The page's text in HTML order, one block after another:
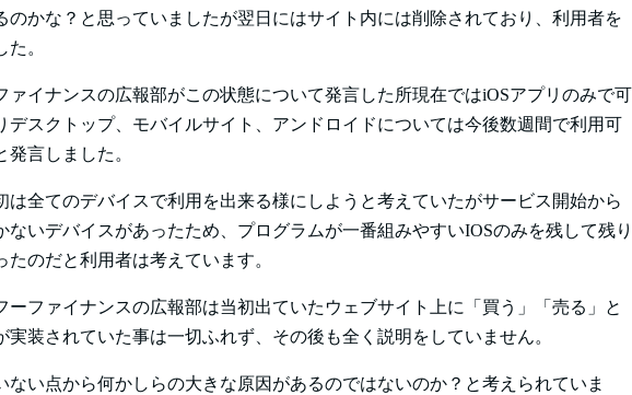
のかな？と思っていましたが翌日にはサイト内には削除されており、利用者を
。
ァイナンスの広報部がこの状態について発言した所現在ではiOSアプリのみで可
デスクトップ、モバイルサイト、アンドロイドについては今後数週間で利用可
言しました。
は全てのデバイスで利用を出来る様にしようと考えていたがサービス開始から
ないデバイスがあったため、プログラムが一番組みやすいIOSのみを残して残り
たのだと利用者は考えています。
ーファイナンスの広報部は当初出ていたウェブサイト上に「買う」「売る」と
実装されていた事は一切ふれず、その後も全く説明をしていません。
ない点から何かしらの大きな原因があるのではないのか？と考えられていま